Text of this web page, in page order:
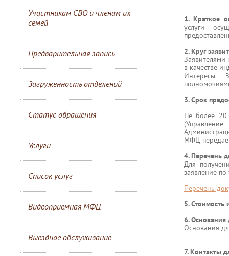
Участникам СВО и членам их
семей
Предварительная запись
Загруженность отделений
Статус обращения
Услуги
Список услуг
Видеоприемная МФЦ
Выездное обслуживание
1. Краткое
услуги
2. Круг
Заявителями
в качестве
Интересы
3. Срок
Не более 20
МФЦ
4. Перечень
Для
заявление
Перечень
5.
6. Основания
Основания
7. Контакты